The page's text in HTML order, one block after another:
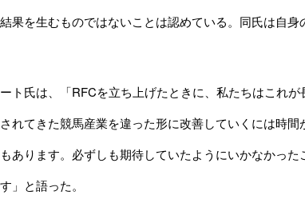
果を生むものではないことは認めている。同氏は自
ト氏は、「RFCを立ち上げたときに、私たちはこれ
れてきた競馬産業を違った形に改善していくには時
あります。必ずしも期待していたようにいかなかっ
」と語った。